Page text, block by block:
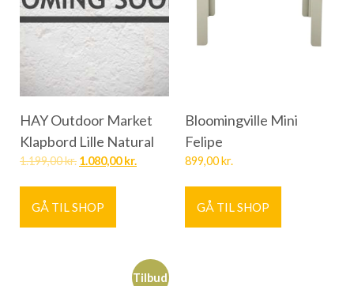
HAY Outdoor Market
Klapbord Lille Natural
1.199,00kr. 1.080,00kr.
GÅ TIL SHOP
Bloomingville Mini
Felipe
899,00kr.
GÅ TIL SHOP
Tilbud